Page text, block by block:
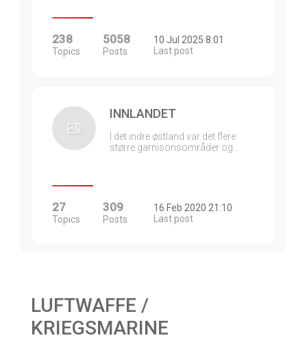
238
Topics
5058
Posts
10 Jul 2025 8:01
Last post
INNLANDET
I det indre østland var det flere
større garnisonsområder og…
27
Topics
309
Posts
16 Feb 2020 21:10
Last post
LUFTWAFFE /
KRIEGSMARINE